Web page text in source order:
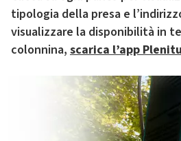
tipologia della presa e
visualizzare la disponibilità in
colonnina, scarica l’app